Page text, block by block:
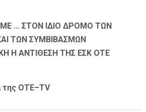
… ΣΤΟΝ ΙΔΙΟ ΔΡΟΜΟ ΤΩΝ
ΤΩΝ ΣΥΜΒΙΒΑΣΜΩΝ
Η ΑΝΤΙΘΕΣΗ ΤΗΣ ΕΣΚ ΟΤΕ
της ΟΤΕ–TV